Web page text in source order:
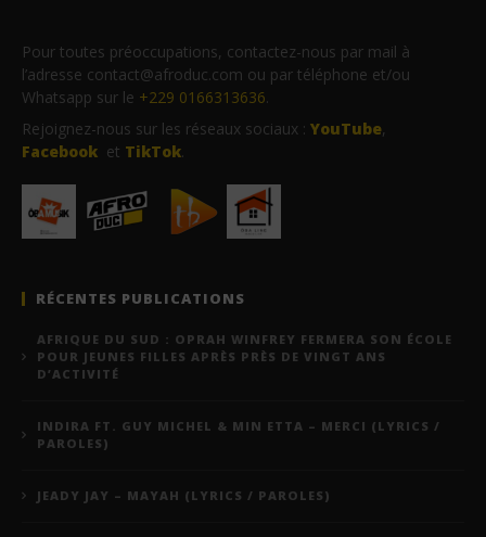
Pour toutes préoccupations, contactez-nous par mail à
l’adresse contact@afroduc.com ou par téléphone et/ou
Whatsapp sur le +229 0166313636.
Rejoignez-nous sur les réseaux sociaux : YouTube,
Facebook et TikTok.
RÉCENTES PUBLICATIONS
AFRIQUE DU SUD : OPRAH WINFREY FERMERA SON ÉCOLE
POUR JEUNES FILLES APRÈS PRÈS DE VINGT ANS
D’ACTIVITÉ
INDIRA FT. GUY MICHEL & MIN ETTA – MERCI (LYRICS /
PAROLES)
JEADY JAY – MAYAH (LYRICS / PAROLES)